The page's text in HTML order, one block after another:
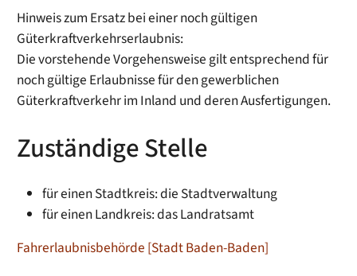
Hinweis zum Ersatz bei einer noch gültigen
Güterkraftverkehrserlaubnis:
Die vorstehende Vorgehensweise gilt entsprechend für
noch gültige Erlaubnisse für den gewerblichen
Güterkraftverkehr im Inland und deren Ausfertigungen.
Zuständige Stelle
für einen Stadtkreis: die Stadtverwaltung
für einen Landkreis: das Landratsamt
Fahrerlaubnisbehörde [Stadt Baden-Baden]